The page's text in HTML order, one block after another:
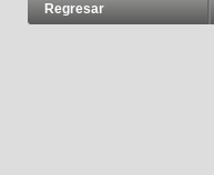
Regresar